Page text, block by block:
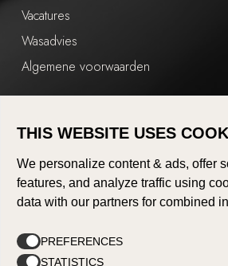
Vacatures
Wasadvies
Algemene voorwaarden
Afrekenen
Winkelwagen
THIS WEBSITE USES
We personalize content & ads, offer
features, and analyze traffic using
data with our partners for combined
PREFERENCES
STATISTICS